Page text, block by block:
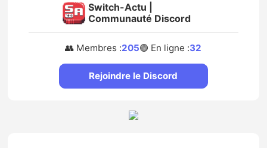
Switch-Actu |
Communauté Discord
👥 Membres :205🟢 En ligne :32
Rejoindre le Discord